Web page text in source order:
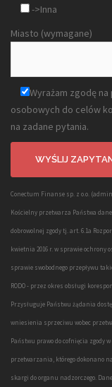
->Inna
Miasto (wymagane)
Wyrażam zgodę
osobowych do celów
na zadane pytania.
Conectum Finanse sp. z o.o.
Kościelny przetwarza Państwa
dobrowolnej zgody tj. art. 6.1a
kwietnia 2016 r. w sprawie
sprawie swobodnego przepływu
RODO - przez okres obsługi
Przysługuje Państwu żądania
wniesienia sprzeciwu wobec
Państwu prawo do cofnięcia zgody
przetwarzania, którego dokonano
skargi do organu nadzorczego.